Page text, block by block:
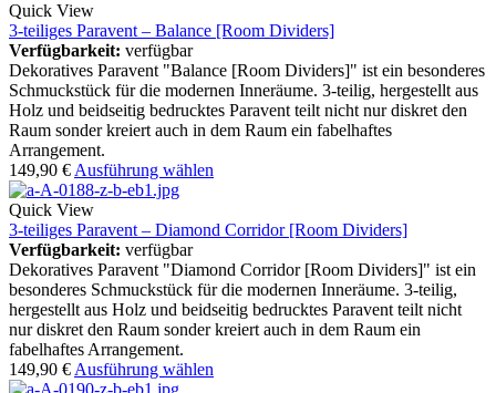
Quick View
3-teiliges Paravent – Balance [Room Dividers]
Verfügbarkeit: verfügbar
Dekoratives Paravent "Balance [Room Dividers]" ist ein besonderes
Schmuckstück für die modernen Inneräume. 3-teilig, hergestellt aus
Holz und beidseitig bedrucktes Paravent teilt nicht nur diskret den
Raum sonder kreiert auch in dem Raum ein fabelhaftes
Arrangement.
149,90 € Ausführung wählen
Quick View
3-teiliges Paravent – Diamond Corridor [Room Dividers]
Verfügbarkeit: verfügbar
Dekoratives Paravent "Diamond Corridor [Room Dividers]" ist ein
besonderes Schmuckstück für die modernen Inneräume. 3-teilig,
hergestellt aus Holz und beidseitig bedrucktes Paravent teilt nicht
nur diskret den Raum sonder kreiert auch in dem Raum ein
fabelhaftes Arrangement.
149,90 € Ausführung wählen